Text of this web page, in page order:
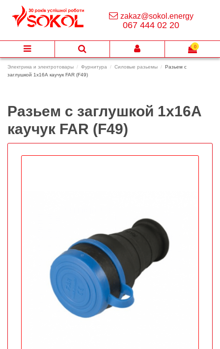
Электрика и электротовары Фурнитура Силовые разьемы
Разьем с
заглушкой 1х16А каучук FAR (F49)
Разьем с заглушкой 1х16А
каучук FAR (F49)
zakaz@sokol.energy
067 444 02 20
0